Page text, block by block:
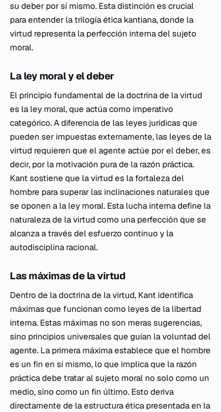
su deber por sí mismo. Esta distinción es crucial
para entender la trilogía ética kantiana, donde la
virtud representa la perfección interna del sujeto
moral.
La ley moral y el deber
El principio fundamental de la doctrina de la virtud
es la ley moral, que actúa como imperativo
categórico. A diferencia de las leyes jurídicas que
pueden ser impuestas externamente, las leyes de la
virtud requieren que el agente actúe por el deber, es
decir, por la motivación pura de la razón práctica.
Kant sostiene que la virtud es la fortaleza del
hombre para superar las inclinaciones naturales que
se oponen a la ley moral. Esta lucha interna define la
naturaleza de la virtud como una perfección que se
alcanza a través del esfuerzo continuo y la
autodisciplina racional.
Las máximas de la virtud
Dentro de la doctrina de la virtud, Kant identifica
máximas que funcionan como leyes de la libertad
interna. Estas máximas no son meras sugerencias,
sino principios universales que guían la voluntad del
agente. La primera máxima establece que el hombre
es un fin en sí mismo, lo que implica que la razón
práctica debe tratar al sujeto moral no solo como un
medio, sino como un fin último. Esto deriva
directamente de la estructura ética presentada en la